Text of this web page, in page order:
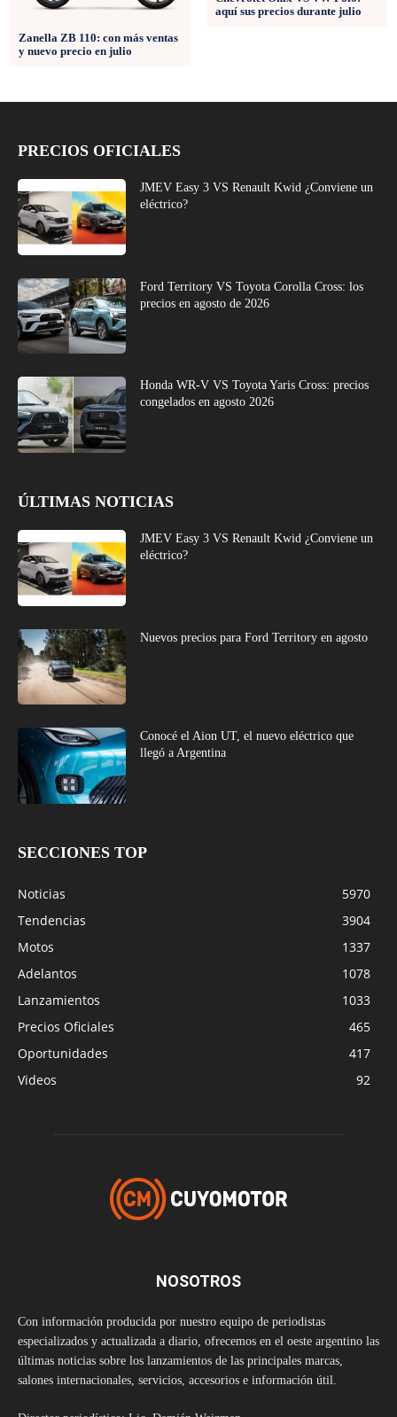
Zanella ZB 110: con más ventas
y nuevo precio en julio
aquí sus precios durante julio
PRECIOS OFICIALES
JMEV Easy 3 VS Renault Kwid ¿Conviene un
eléctrico?
Ford Territory VS Toyota Corolla Cross: los
precios en agosto de 2026
Honda WR-V VS Toyota Yaris Cross: precios
congelados en agosto 2026
ÚLTIMAS NOTICIAS
JMEV Easy 3 VS Renault Kwid ¿Conviene un
eléctrico?
Nuevos precios para Ford Territory en agosto
Conocé el Aion UT, el nuevo eléctrico que
llegó a Argentina
SECCIONES TOP
Noticias
5970
Tendencias
3904
Motos
1337
Adelantos
1078
Lanzamientos
1033
Precios Oficiales
465
Oportunidades
417
Videos
92
NOSOTROS
Con información producida por nuestro equipo de periodistas
especializados y actualizada a diario, ofrecemos en el oeste argentino las
últimas noticias sobre los lanzamientos de las principales marcas,
salones internacionales, servicios, accesorios e información útil.